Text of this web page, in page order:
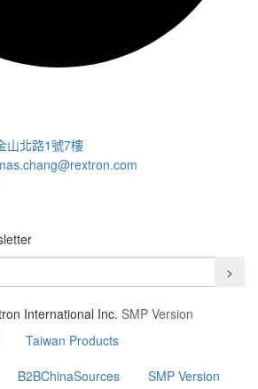
山北路1號7樓
>
International Inc. SMP Version
Taiwan Products
B2BChinaSources
SMP Version